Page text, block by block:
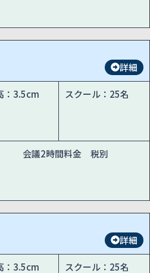
詳細
：3.5cm スクール：25名
会議2時間料金 税別
詳細
：3.5cm スクール：25名